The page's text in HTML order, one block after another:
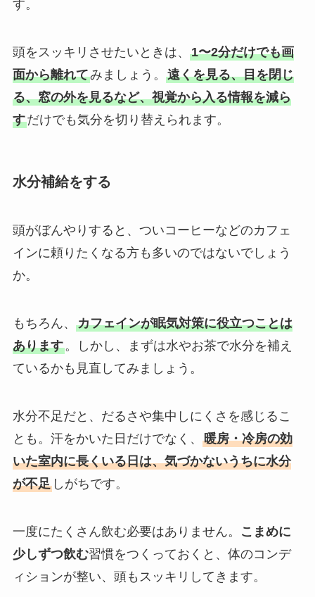
す。
頭をスッキリさせたいときは、 1〜2分だけでも画
面から離れてみましょう。 遠くを見る、目を閉じ
る、窓の外を見るなど、視覚から入る情報を減ら
すだけでも気分を切り替えられます。
水分補給をする
頭がぼんやりすると、ついコーヒーなどのカフェ
インに頼りたくなる方も多いのではないでしょう
か。
もちろん、 カフェインが眠気対策に役立つことは
あります。しかし、まずは水やお茶で水分を補え
ているかも見直してみましょう。
水分不足だと、だるさや集中しにくさを感じるこ
とも。汗をかいた日だけでなく、 暖房・冷房の効
いた室内に長くいる日は、気づかないうちに水分
が不足しがちです。
一度にたくさん飲む必要はありません。
こまめに
少しずつ飲む習慣をつくっておくと、体のコンデ
ィションが整い、頭もスッキリしてきます。